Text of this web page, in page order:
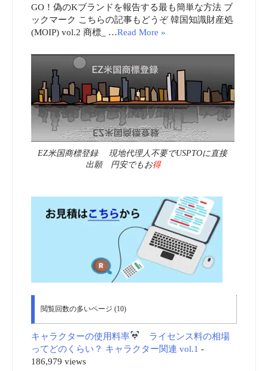
GO！偽のKブランドを報告する最も簡単な方法 ブ
ックマーク こちらの記事もどうぞ 韓国知識財産処
(MOIP) vol.2 商標_ …Read More »
EZ米国商標登録 現地代理人不要でUSPTOに直接
出願 円安でもお得
閲覧回数の多いページ (10)
キャラクターの使用料率
ライセンス料の相場
ってどのくらい？ キャラクター関連 vol.1 -
186,979 views